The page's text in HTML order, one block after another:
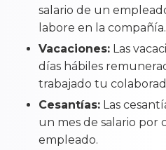
salario de un
labore en la compañía.
Vacaciones: Las
días hábiles
trabajado tu
Cesantías: Las
un mes de salario por
empleado.